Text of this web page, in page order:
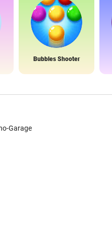
Bubbles Shooter